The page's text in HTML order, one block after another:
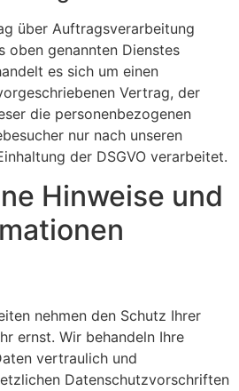
über Auftragsverarbeitung
oben genannten Dienstes
es sich um einen
Vertrag, der
die personenbezogenen
nur nach unseren
der DSGVO verarbeitet.
Hinweise und
nehmen den Schutz Ihrer
ernst. Wir behandeln Ihre
vertraulich und
Datenschutzvorschriften